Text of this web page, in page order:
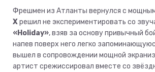
Фрешмен из Атланты вернулся с
Xрешил не экспериментировать со
«Holiday», взяв за основу привычный
напев поверх него легко
вышел в сопровождении мощной
артист срежиссировал вместе со